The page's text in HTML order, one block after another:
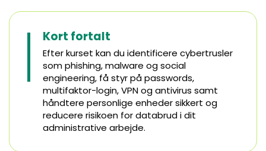
Kort fortalt
Efter kurset kan du identificere cybertrusler
som phishing, malware og social
engineering, få styr på passwords,
multifaktor-login, VPN og antivirus samt
håndtere personlige enheder sikkert og
reducere risikoen for databrud i dit
administrative arbejde.